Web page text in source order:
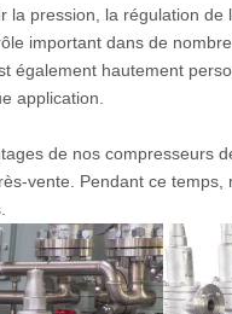
la pression, la régulation
important dans de
également hautement
application.
de nos compresseurs
vente. Pendant ce